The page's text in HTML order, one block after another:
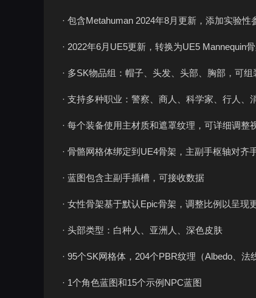
· 包含Metahuman 2024年8月更新，添加实验性
· 2022年6月UE5更新，转换为UE5 Mannequin
· 多SK物品组：帽子、头发、头部、胸部，可
· 支持多种职业：警察、商人、科学家、行人、
· 每个装备使用主材质和遮罩纹理，可详细调整
· 骨骼网格体绑定到UE4骨架，主副手枢轴对齐
· 蓝图包含主副手插槽，可接收数据
· 女性骨架基于默认Epic骨架，调整比例以呈现
· 头部类型：白种人、亚洲人、深色皮肤
· 95个SK网格体，204个PBR纹理（Albedo、
· 1个角色蓝图和15个示例NPC蓝图